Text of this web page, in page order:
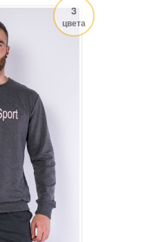
3
цвета